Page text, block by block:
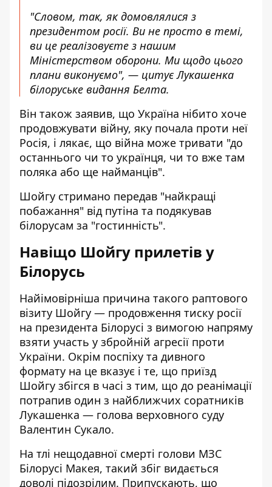
"Словом, так, як домовлялися з
президентом росії. Ви не просто в темі,
ви це реалізовуєте з нашим
Міністерством оборони. Ми щодо цього
плани виконуємо", — цитує Лукашенка
білоруське видання Белта.
Він також заявив, що Україна нібито хоче
продовжувати війну, яку почала проти неї
Росія, і лякає, що війна може тривати "до
останнього чи то українця, чи то вже там
поляка або ще найманців".
Шойгу стримано передав "найкращі
побажання" від путіна та подякував
білорусам за "гостинність".
Навіщо Шойгу прилетів у
Білорусь
Найімовірніша причина такого раптового
візиту Шойгу — продовження тиску росії
на президента Білорусі з вимогою напряму
взяти участь у збройній агресії проти
України. Окрім поспіху та дивного
формату на це вказує і те, що приїзд
Шойгу збігся в часі з тим, що до реанімації
потрапив один з найближчих соратників
Лукашенка — голова верховного суду
Валентин Сукало.
На тлі нещодавної смерті голови МЗС
Білорусі Макея, такий збіг видається
доволі підозрілим. Припускають, що